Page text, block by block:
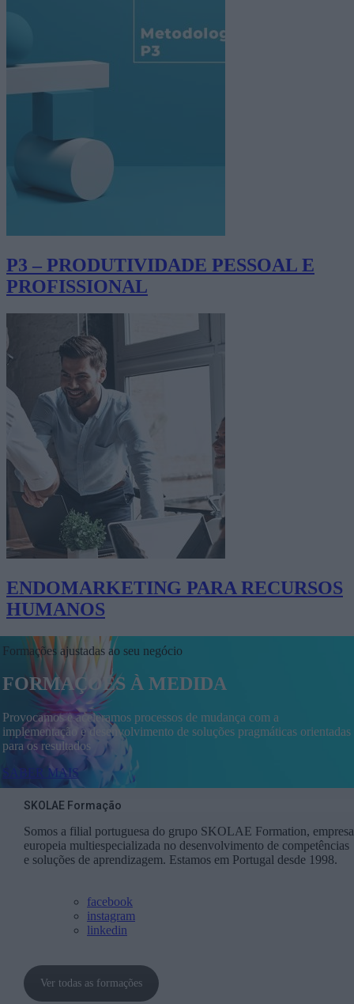
P3 – PRODUTIVIDADE PESSOAL E
PROFISSIONAL
ENDOMARKETING PARA RECURSOS
HUMANOS
Formações ajustadas ao seu negócio
FORMAÇÕES À MEDIDA
Provocamos e aceleramos processos de mudança com a
implementação e desenvolvimento de soluções pragmáticas orientadas
para os resultados
SABER MAIS
SKOLAE Formação
Somos a filial portuguesa do grupo SKOLAE Formation, empresa
europeia multiespecializada no desenvolvimento de competências
e soluções de aprendizagem. Estamos em Portugal desde 1998.
facebook
instagram
linkedin
Ver todas as formações